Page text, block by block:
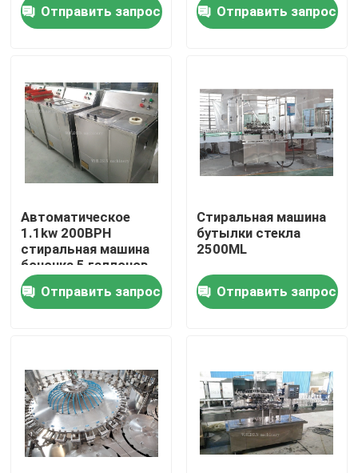
Дом
О нас
Путешествие фабрики
Проверка качества
Свяжитесь мы
Новости
машина завалки сока
Отправить запрос
полоща машину
Отправить запрос
Автоматическое
1.1kw 200BPH
стиральная машина
бочонка 5 галлонов
стиральной машины
бутылки 5 галлонов
автоматическая
Отправить запрос
Стиральная машина
бутылки стекла
2500ML
Отправить запрос